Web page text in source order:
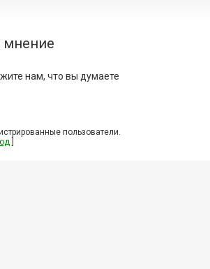
мнение
нам, что вы думаете
пользователи.